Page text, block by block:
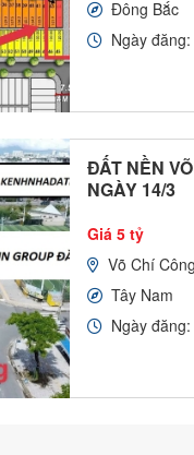
Đông Bắc
Ngày
ĐẤT NỀN
NGÀY 14/3
Giá 5 tỷ
Võ Chí
Tây Nam
Ngày